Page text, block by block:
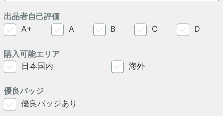
出品者自己評価
A+
A B C D
購入可能エリア
日本国内
海外
優良バッジ
優良バッジあり